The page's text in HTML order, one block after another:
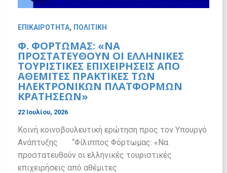
ΕΠΙΚΑΙΡΟΤΗΤΑ, ΠΟΛΙΤΙΚΗ
Φ. ΦΌΡΤΩΜΑΣ: «ΝΑ
ΠΡΟΣΤΑΤΕΥΘΟΎΝ ΟΙ ΕΛΛΗΝΙΚΈΣ
ΤΟΥΡΙΣΤΙΚΈΣ ΕΠΙΧΕΙΡΉΣΕΙΣ ΑΠΌ
ΑΘΈΜΙΤΕΣ ΠΡΑΚΤΙΚΈΣ ΤΩΝ
ΗΛΕΚΤΡΟΝΙΚΏΝ ΠΛΑΤΦΟΡΜΏΝ
ΚΡΑΤΉΣΕΩΝ»
22 Ιουλίου, 2026
Κοινή κοινοβουλευτική ερώτηση προς τον Υπουργό
Ανάπτυξης “Φίλιππος Φόρτωμας: «Να
προστατευθούν οι ελληνικές τουριστικές
επιχειρήσεις από αθέμιτες